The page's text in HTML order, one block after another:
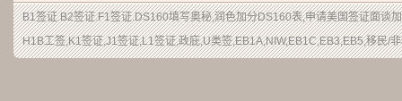
B1签证.B2签证.F1签证.DS160填写奥秘,润色加分DS160表,申请美国签证面谈
H1B工签,K1签证,J1签证,L1签证,政庇,U类签,EB1A,NIW,EB1C,EB3,EB5,移民/